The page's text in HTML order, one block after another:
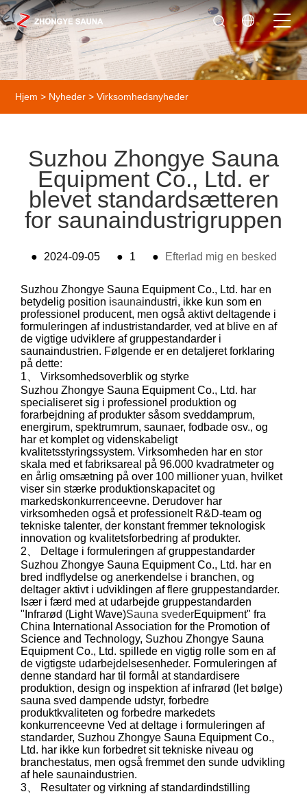
Hjem > Nyheder >Virksomhedsnyheder
Suzhou Zhongye Sauna
Equipment Co., Ltd. er
blevet standardsætteren
for saunaindustrigruppen
● 2024-09-05 ● 1 ● Efterlad mig en besked
Suzhou Zhongye Sauna Equipment Co., Ltd. har en
betydelig position isaunaindustri, ikke kun som en
professionel producent, men også aktivt deltagende i
formuleringen af ​​industristandarder, ved at blive en af ​​
de vigtige udviklere af gruppestandarder i
saunaindustrien. Følgende er en detaljeret forklaring
på dette:
1、 Virksomhedsoverblik og styrke
Suzhou Zhongye Sauna Equipment Co., Ltd. har
specialiseret sig i professionel produktion og
forarbejdning af produkter såsom sveddamprum,
energirum, spektrumrum, saunaer, fodbade osv., og
har et komplet og videnskabeligt
kvalitetsstyringssystem. Virksomheden har en stor
skala med et fabriksareal på 96.000 kvadratmeter og
en årlig omsætning på over 100 millioner yuan, hvilket
viser sin stærke produktionskapacitet og
markedskonkurrenceevne. Derudover har
virksomheden også et professionelt R&D-team og
tekniske talenter, der konstant fremmer teknologisk
innovation og kvalitetsforbedring af produkter.
2、 Deltage i formuleringen af ​​gruppestandarder
Suzhou Zhongye Sauna Equipment Co., Ltd. har en
bred indflydelse og anerkendelse i branchen, og
deltager aktivt i udviklingen af ​​flere gruppestandarder.
Især i færd med at udarbejde gruppestandarden
"Infrarød (Light Wave)Sauna svederEquipment" fra
China International Association for the Promotion of
Science and Technology, Suzhou Zhongye Sauna
Equipment Co., Ltd. spillede en vigtig rolle som en af ​​
de vigtigste udarbejdelsesenheder. Formuleringen af ​​
denne standard har til formål at standardisere
produktion, design og inspektion af infrarød (let bølge)
sauna sved dampende udstyr, forbedre
produktkvaliteten og forbedre markedets
konkurrenceevne Ved at deltage i formuleringen af ​​
standarder, Suzhou Zhongye Sauna Equipment Co.,
Ltd. har ikke kun forbedret sit tekniske niveau og
branchestatus, men også fremmet den sunde udvikling
af hele saunaindustrien.
3、 Resultater og virkning af standardindstilling